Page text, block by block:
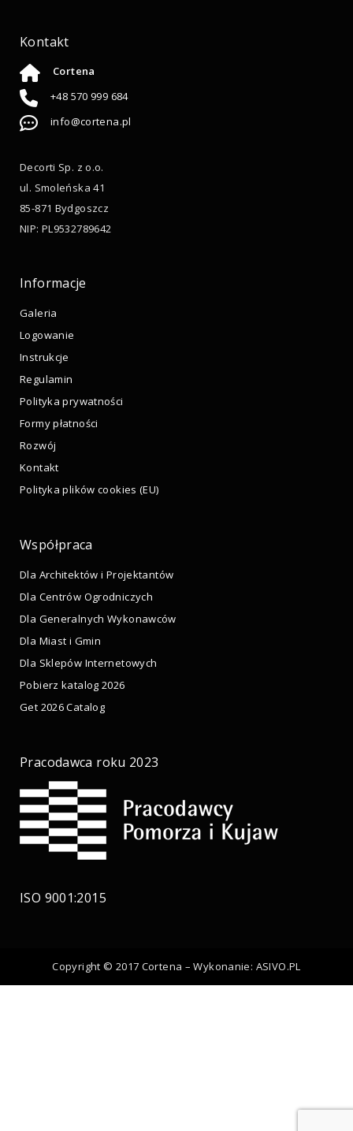
Kontakt
Cortena
+48 570 999 684
info@cortena.pl
Decorti Sp. z o.o.
ul. Smoleńska 41
85-871 Bydgoszcz
NIP: PL9532789642
Informacje
Galeria
Logowanie
Instrukcje
Regulamin
Polityka prywatności
Formy płatności
Rozwój
Kontakt
Polityka plików cookies (EU)
Współpraca
Dla Architektów i Projektantów
Dla Centrów Ogrodniczych
Dla Generalnych Wykonawców
Dla Miast i Gmin
Dla Sklepów Internetowych
Pobierz katalog 2026
Get 2026 Catalog
Pracodawca roku 2023
ISO 9001:2015
Copyright © 2017 Cortena – Wykonanie: ASIVO.PL